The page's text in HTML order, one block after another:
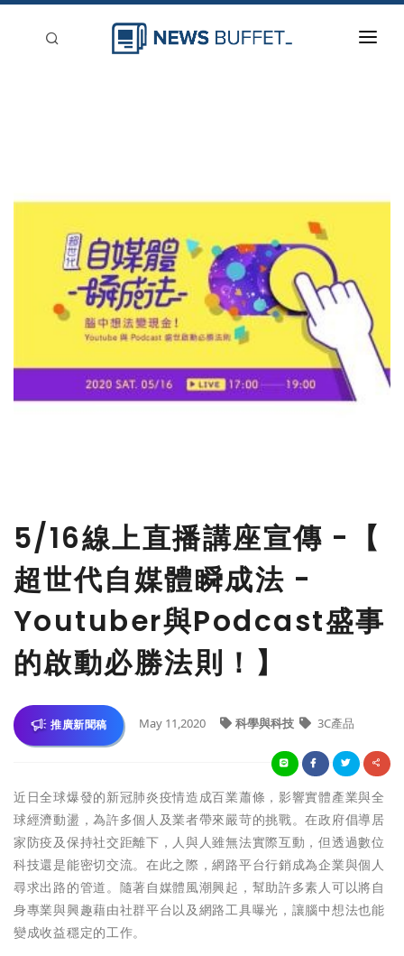
5/16線上直播講座宣傳 -【
超世代自媒體瞬成法 -
Youtuber與Podcast盛事
的啟動必勝法則！】
推廣新聞稿 May 11,2020 科學與科技 3C產品
近日全球爆發的新冠肺炎疫情造成百業蕭條，影響實體產業與全
球經濟動盪，為許多個人及業者帶來嚴苛的挑戰。在政府倡導居
家防疫及保持社交距離下，人與人雖無法實際互動，但透過數位
科技還是能密切交流。在此之際，網路平台行銷成為企業與個人
尋求出路的管道。隨著自媒體風潮興起，幫助許多素人可以將自
身專業與興趣藉由社群平台以及網路工具曝光，讓腦中想法也能
變成收益穩定的工作。